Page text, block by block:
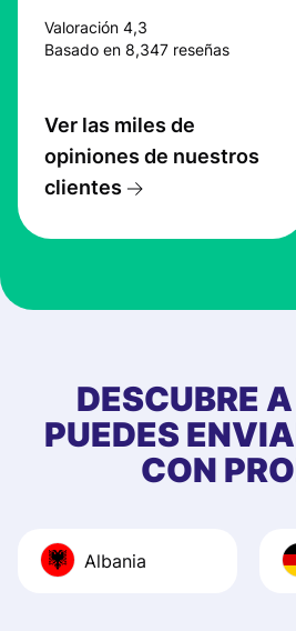
Valoración 4,3
Basado en 8,347 reseñas
Ver las miles de
opiniones de nuestros
clientes
DESCUBRE
PUEDES
CON
Albania